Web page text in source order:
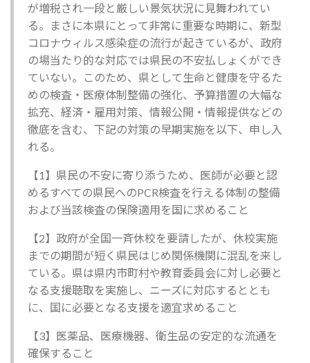
が増税され一段と厳しい景気状況に見舞われてい
る。まさに本県にとって非常に重要な時期に、新型
コロナウィルス感染症の流行が起きているが、政府
の場当たり的な対応では県民の不安払しょくができ
ていない。このため、県として生命と健康を守るた
めの検査・医療体制整備の強化、予算措置の大幅な
拡充、経済・雇用対策、情報公開・情報提供などの
徹底を含む、下記の対策の早期実施を以下、申し入
れる。
【1】県民の不安に寄り添うため、医師が必要と認
めるすべての県民へのPCR検査を行える体制の整備
および当該検査の保険適用を国に求めること
【2】政府が全国一斉休校を要請したが、休校実施
までの期間が短く県民はじめ関係機関に混乱を来し
ている。県は県内市町村や教育委員会に対し必要と
なる支援聴取を実施し、ニーズに対応するととも
に、国に必要となる支援を適宜求めること
【3】医薬品、医療機器、衛生品の安定的な流通を
確保すること